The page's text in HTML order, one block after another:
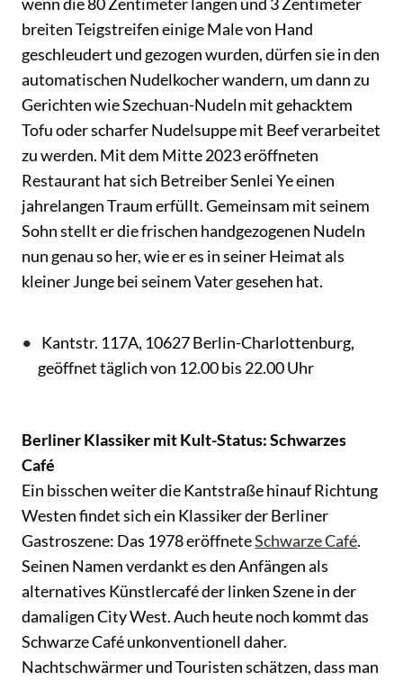
breiten Teigstreifen einige Male von Hand
geschleudert und gezogen wurden, dürfen sie in den
automatischen Nudelkocher wandern, um dann zu
Gerichten wie Szechuan-Nudeln mit gehacktem
Tofu oder scharfer Nudelsuppe mit Beef verarbeitet
zu werden. Mit dem Mitte 2023 eröffneten
Restaurant hat sich Betreiber Senlei Ye einen
jahrelangen Traum erfüllt. Gemeinsam mit seinem
Sohn stellt er die frischen handgezogenen Nudeln
nun genau so her, wie er es in seiner Heimat als
kleiner Junge bei seinem Vater gesehen hat.
Kantstr. 117A, 10627 Berlin-Charlottenburg,
geöffnet täglich von 12.00 bis 22.00 Uhr
Berliner Klassiker mit Kult-Status: Schwarzes
Café
Ein bisschen weiter die Kantstraße hinauf Richtung
Westen findet sich ein Klassiker der Berliner
Gastroszene: Das 1978 eröffneteSchwarze Café.
Seinen Namen verdankt es den Anfängen als
alternatives Künstlercafé der linken Szene in der
damaligen City West. Auch heute noch kommt das
Schwarze Café unkonventionell daher.
Nachtschwärmer und Touristen schätzen, dass man